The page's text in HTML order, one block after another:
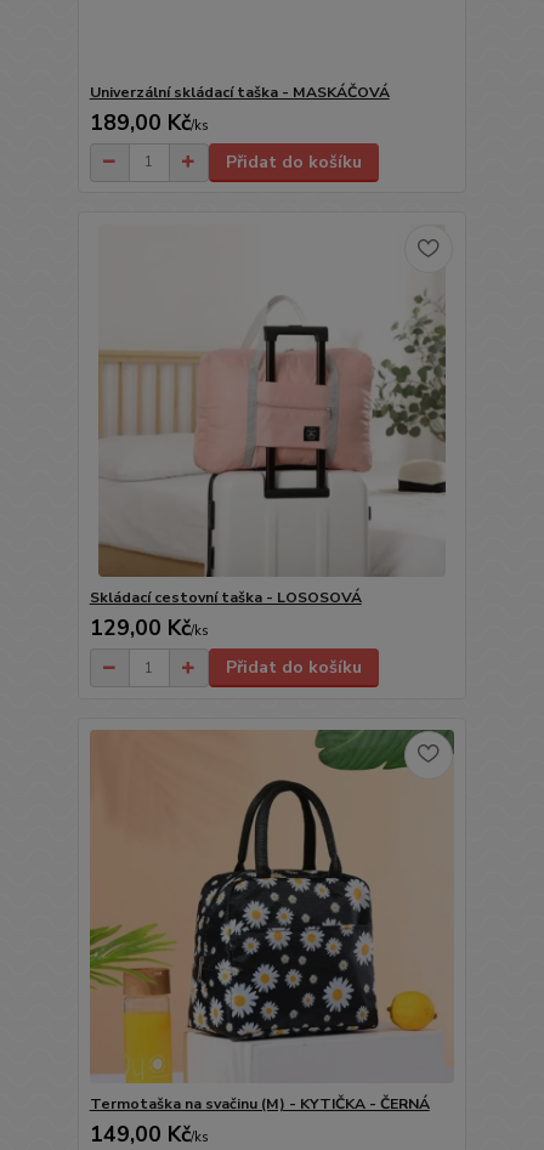
Univerzální skládací taška - MASKÁČOVÁ
189,00 Kč/ks
Přidat do košíku
Skládací cestovní taška - LOSOSOVÁ
129,00 Kč/ks
Přidat do košíku
Termotaška na svačinu (M) - KYTIČKA - ČERNÁ
149,00 Kč/ks